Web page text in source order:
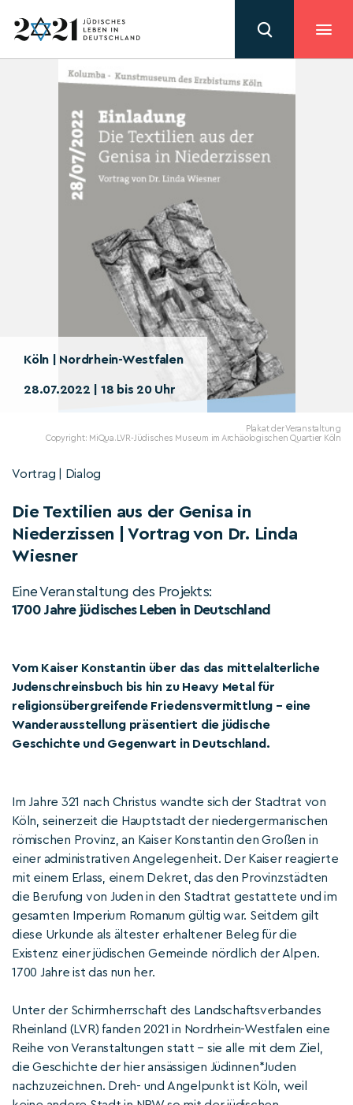
Köln | Nordrhein-Westfalen
28.07.2022 | 18 bis 20 Uhr
Plakat der Veranstaltung
Copyright: MiQua.LVR-Jüdisches Museum im Archäologischen Quartier Köln
Vortrag | Dialog
Die Textilien aus der Genisa in
Niederzissen | Vortrag von Dr. Linda
Wiesner
Eine Veranstaltung des Projekts:
1700 Jahre jüdisches Leben in Deutschland
Vom Kaiser Konstantin über das das mittelalterliche
Judenschreinsbuch bis hin zu Heavy Metal für
religionsübergreifende Friedensvermittlung – eine
Wanderausstellung präsentiert die jüdische
Geschichte und Gegenwart in Deutschland.
Im Jahre 321 nach Christus wandte sich der Stadtrat von
Köln, seinerzeit die Hauptstadt der niedergermanischen
römischen Provinz, an Kaiser Konstantin den Großen in
einer administrativen Angelegenheit. Der Kaiser reagierte
mit einem Erlass, einem Dekret, das den Provinzstädten
die Berufung von Juden in den Stadtrat gestattete und im
gesamten Imperium Romanum gültig war. Seitdem gilt
diese Urkunde als ältester erhaltener Beleg für die
Existenz einer jüdischen Gemeinde nördlich der Alpen.
1700 Jahre ist das nun her.
Unter der Schirmherrschaft des Landschaftsverbandes
Rheinland (LVR) fanden 2021 in Nordrhein-Westfalen eine
Reihe von Veranstaltungen statt – sie alle mit dem Ziel,
die Geschichte der hier ansässigen Jüdinnen*Juden
nachzuzeichnen. Dreh- und Angelpunkt ist Köln, weil